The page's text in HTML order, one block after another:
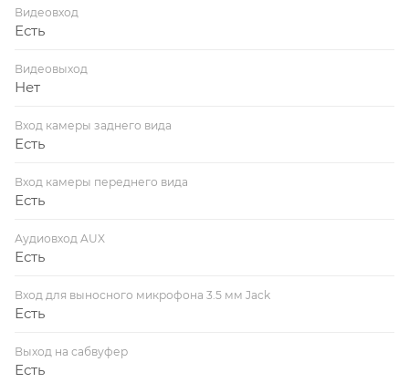
Видеовход
Есть
Видеовыход
Нет
Вход камеры заднего вида
Есть
Вход камеры переднего вида
Есть
Аудиовход AUX
Есть
Вход для выносного микрофона 3.5 мм Jack
Есть
Выход на сабвуфер
Есть